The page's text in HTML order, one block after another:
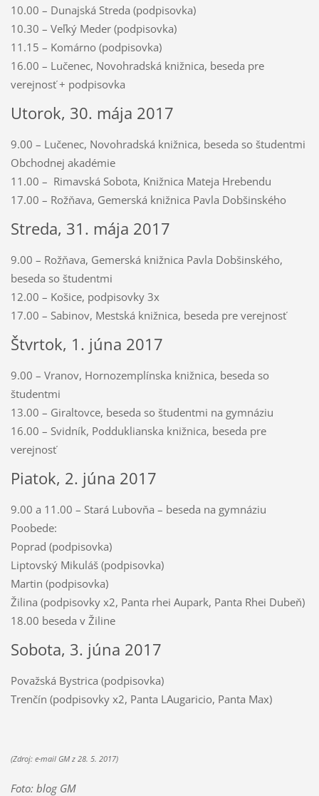
10.00 – Dunajská Streda (podpisovka)
10.30 – Veľký Meder (podpisovka)
11.15 – Komárno (podpisovka)
16.00 – Lučenec, Novohradská knižnica, beseda pre
verejnosť + podpisovka
Utorok, 30. mája 2017
9.00 – Lučenec, Novohradská knižnica, beseda so študentmi
Obchodnej akadémie
11.00 – Rimavská Sobota, Knižnica Mateja Hrebendu
17.00 – Rožňava, Gemerská knižnica Pavla Dobšinského
Streda, 31. mája 2017
9.00 – Rožňava, Gemerská knižnica Pavla Dobšinského,
beseda so študentmi
12.00 – Košice, podpisovky 3x
17.00 – Sabinov, Mestská knižnica, beseda pre verejnosť
Štvrtok, 1. júna 2017
9.00 – Vranov, Hornozemplínska knižnica, beseda so
študentmi
13.00 – Giraltovce, beseda so študentmi na gymnáziu
16.00 – Svidník, Podduklianska knižnica, beseda pre
verejnosť
Piatok, 2. júna 2017
9.00 a 11.00 – Stará Lubovňa – beseda na gymnáziu
Poobede:
Poprad (podpisovka)
Liptovský Mikuláš (podpisovka)
Martin (podpisovka)
Žilina (podpisovky x2, Panta rhei Aupark, Panta Rhei Dubeň)
18.00 beseda v Žiline
Sobota, 3. júna 2017
Považská Bystrica (podpisovka)
Trenčín (podpisovky x2, Panta LAugaricio, Panta Max)
(Zdroj: e-mail GM z 28. 5. 2017)
Foto: blog GM